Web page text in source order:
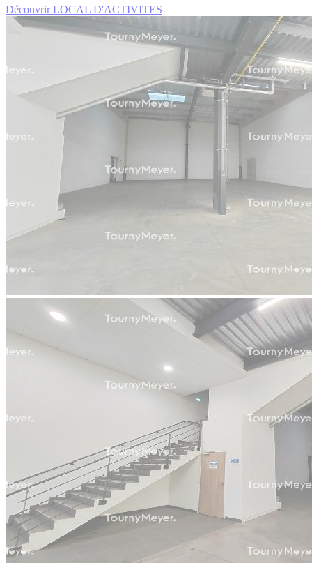
Découvrir LOCAL D'ACTIVITES